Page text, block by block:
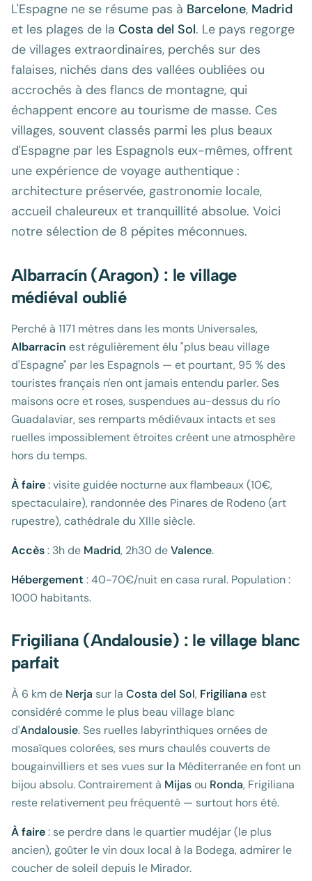
L'Espagne ne se résume pas à Barcelone, Madrid
et les plages de la Costa del Sol. Le pays regorge
de villages extraordinaires, perchés sur des
falaises, nichés dans des vallées oubliées ou
accrochés à des flancs de montagne, qui
échappent encore au tourisme de masse. Ces
villages, souvent classés parmi les plus beaux
d'Espagne par les Espagnols eux-mêmes, offrent
une expérience de voyage authentique :
architecture préservée, gastronomie locale,
accueil chaleureux et tranquillité absolue. Voici
notre sélection de 8 pépites méconnues.
Albarracín (Aragon) : le village
médiéval oublié
Perché à 1171 mètres dans les monts Universales,
Albarracín est régulièrement élu "plus beau village
d'Espagne" par les Espagnols — et pourtant, 95 % des
touristes français n'en ont jamais entendu parler. Ses
maisons ocre et roses, suspendues au-dessus du río
Guadalaviar, ses remparts médiévaux intacts et ses
ruelles impossiblement étroites créent une atmosphère
hors du temps.
À faire: visite guidée nocturne aux flambeaux (10€,
spectaculaire), randonnée des Pinares de Rodeno (art
rupestre), cathédrale du XIIIe siècle.
Accès: 3h de Madrid, 2h30 deValence.
Hébergement : 40-70€/nuit en casa rural. Population :
1000 habitants.
Frigiliana (Andalousie) : le village blanc
parfait
À 6 km de Nerja sur la Costa del Sol, Frigilianaest
considéré comme le plus beau village blanc
d'Andalousie. Ses ruelles labyrinthiques ornées de
mosaïques colorées, ses murs chaulés couverts de
bougainvilliers et ses vues sur la Méditerranée en font un
bijou absolu. Contrairement à Mijasou Ronda, Frigiliana
reste relativement peu fréquenté — surtout hors été.
À faire: se perdre dans le quartier mudéjar (le plus
ancien), goûter le vin doux local à la Bodega, admirer le
coucher de soleil depuis le Mirador.